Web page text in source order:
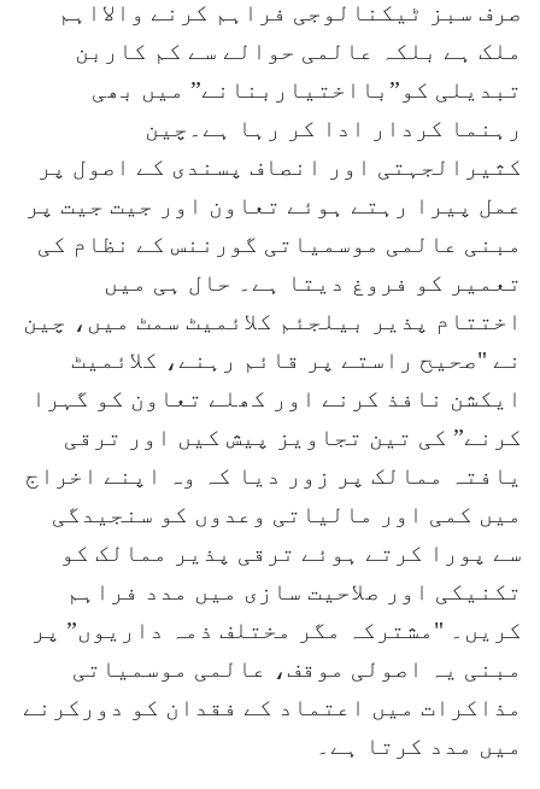
صرف سبز ٹیکنالوجی فراہم کرنے والااہم
ملک ہے بلکہ عالمی حوالے سے کم کاربن
تبدیلی کو”بااختیاربنانے” میں بھی
رہنما کردار ادا کر رہا ہے۔چین
کثیرالجہتی اور انصاف پسندی کے اصول پر
عمل پیرا رہتے ہوئے تعاون اور جیت جیت پر
مبنی عالمی موسمیاتی گورننس کے نظام کی
تعمیر کو فروغ دیتا ہے۔ حال ہی میں
اختتام پذیر بیلجئم کلائمیٹ سمٹ میں، چین
نے "صحیح راستے پر قائم رہنے، کلائمیٹ
ایکشن نافذ کرنے اور کھلے تعاون کو گہرا
کرنے” کی تین تجاویز پیش کیں اور ترقی
یافتہ ممالک پر زور دیا کہ وہ اپنے اخراج
میں کمی اور مالیاتی وعدوں کو سنجیدگی
سے پورا کرتے ہوئے ترقی پذیر ممالک کو
تکنیکی اور صلاحیت سازی میں مدد فراہم
کریں۔ "مشترکہ مگر مختلف ذمہ داریوں” پر
مبنی یہ اصولی موقف، عالمی موسمیاتی
مذاکرات میں اعتماد کے فقدان کو دورکرنے
میں مدد کرتا ہے۔